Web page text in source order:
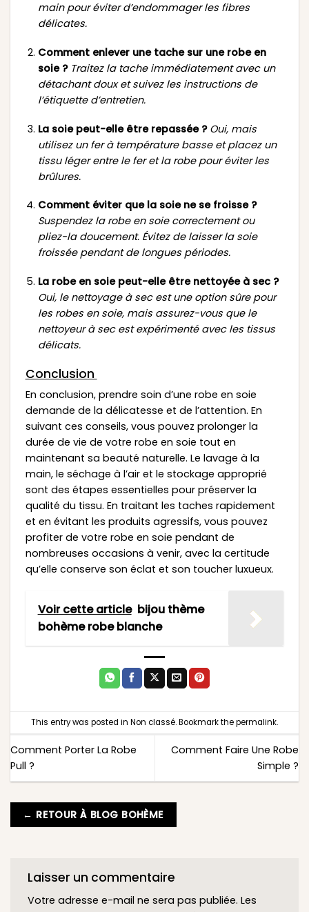
main pour éviter d’endommager les fibres
délicates.
Comment enlever une tache sur une robe en
soie ? Traitez la tache immédiatement avec un
détachant doux et suivez les instructions de
l’étiquette d’entretien.
La soie peut-elle être repassée ? Oui, mais
utilisez un fer à température basse et placez un
tissu léger entre le fer et la robe pour éviter les
brûlures.
Comment éviter que la soie ne se froisse ?
Suspendez la robe en soie correctement ou
pliez-la doucement. Évitez de laisser la soie
froissée pendant de longues périodes.
La robe en soie peut-elle être nettoyée à sec ?
Oui, le nettoyage à sec est une option sûre pour
les robes en soie, mais assurez-vous que le
nettoyeur à sec est expérimenté avec les tissus
délicats.
Conclusion
En conclusion, prendre soin d’une robe en soie
demande de la délicatesse et de l’attention. En
suivant ces conseils, vous pouvez prolonger la
durée de vie de votre robe en soie tout en
maintenant sa beauté naturelle. Le lavage à la
main, le séchage à l’air et le stockage approprié
sont des étapes essentielles pour préserver la
qualité du tissu. En traitant les taches rapidement
et en évitant les produits agressifs, vous pouvez
profiter de votre robe en soie pendant de
nombreuses occasions à venir, avec la certitude
qu’elle conserve son éclat et son toucher luxueux.
Voir cette article bijou thème
bohème robe blanche
This entry was posted in Non classé. Bookmark thepermalink.
Comment Porter La Robe
Pull ?
Comment Faire Une Robe
Simple ?
← RETOUR À BLOG BOHÈME
Laisser un commentaire
Votre adresse e-mail ne sera pas publiée. Les